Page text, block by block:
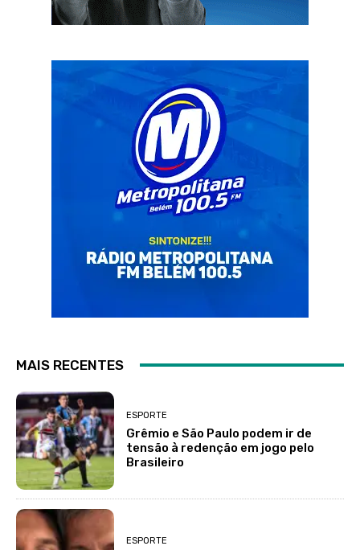
MAIS RECENTES
ESPORTE
Grêmio e São Paulo podem ir de
tensão à redenção em jogo pelo
Brasileiro
ESPORTE